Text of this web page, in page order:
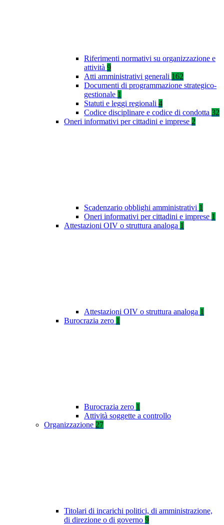
Riferimenti normativi su organizzazione e
attività 9
Atti amministrativi generali 162
Documenti di programmazione strategico-
gestionale 1
Statuti e leggi regionali 4
Codice disciplinare e codice di condotta 32
Oneri informativi per cittadini e imprese 2
Scadenzario obblighi amministrativi 1
Oneri informativi per cittadini e imprese 1
Attestazioni OIV o struttura analoga 1
Attestazioni OIV o struttura analoga 1
Burocrazia zero 1
Burocrazia zero 1
Attività soggette a controllo
Organizzazione 27
Titolari di incarichi politici, di amministrazione,
di direzione o di governo 9